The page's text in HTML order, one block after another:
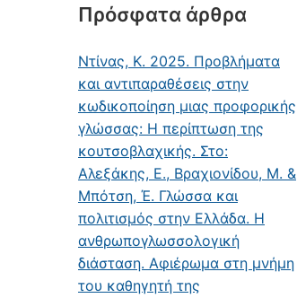
Πρόσφατα άρθρα
Ντίνας, Κ. 2025. Προβλήματα
και αντιπαραθέσεις στην
κωδικοποίηση μιας προφορικής
γλώσσας: Η περίπτωση της
κουτσοβλαχικής. Στο:
Αλεξάκης, Ε., Βραχιονίδου, Μ. &
Μπότση, Έ. Γλώσσα και
πολιτισμός στην Ελλάδα. Η
ανθρωπογλωσσολογική
διάσταση. Αφιέρωμα στη μνήμη
του καθηγητή της